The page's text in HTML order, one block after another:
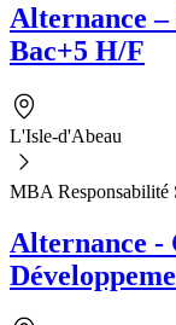
Alternance
Bac+5 H/F
L'Isle-d'Abeau
MBA Responsabilité
Alternance -